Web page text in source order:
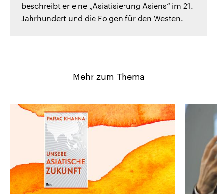
beschreibt er eine „Asiatisierung Asiens“ im 21.
Jahrhundert und die Folgen für den Westen.
Mehr zum Thema